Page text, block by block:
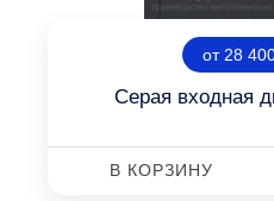
от 28
Серая входная
В КОРЗИНУ